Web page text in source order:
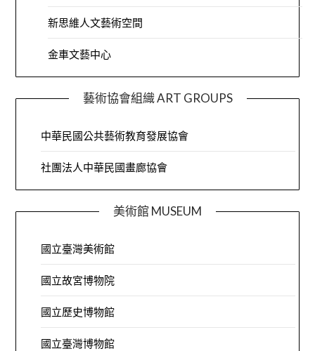
新思維人文藝術空間
金車文藝中心
藝術協會組織 ART GROUPS
中華民國公共藝術教育發展協會
社團法人中華民國畫廊協會
美術館 MUSEUM
國立臺灣美術館
國立故宮博物院
國立歷史博物館
國立臺灣博物館